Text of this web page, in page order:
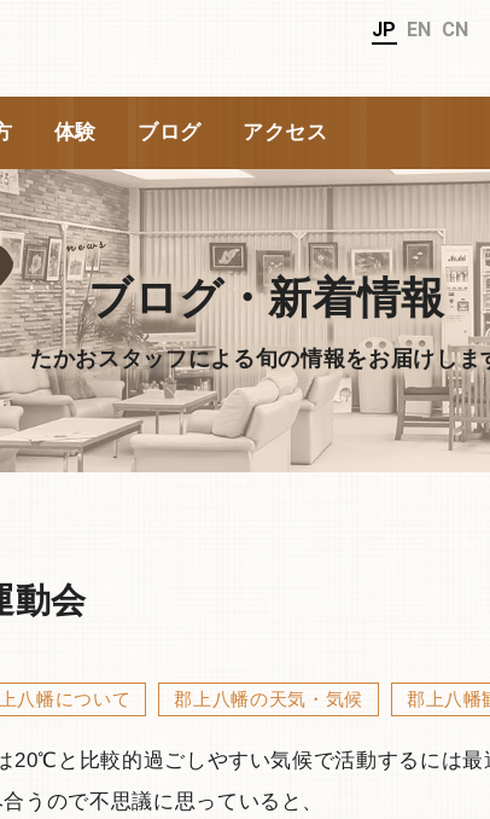
JP EN CN
体験 ブログ アクセス
ブログ・新着情報
たかおスタッフによる旬の情報をお届けしま
動会
八幡について 郡上八幡の天気・気候 郡上八幡
と比較的過ごしやすい気候で活動するには
うので不思議に思っていると、